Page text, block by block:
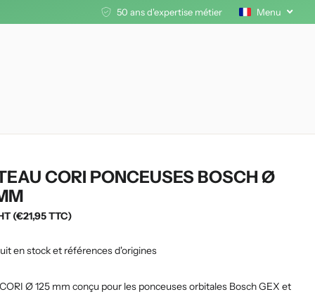
50 ans d'expertise métier Menu
CORI PONCEUSES BOSCH Ø
(€21,95 TTC)
en stock et références d'origines
Ø 125 mm conçu pour les ponceuses orbitales Bosch GEX et